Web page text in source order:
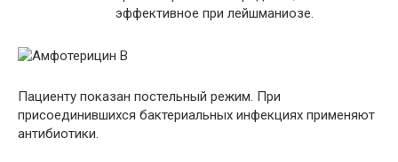
эффективное при лейшманиозе.
Пациенту показан постельный режим. При
присоединившихся бактериальных инфекциях применяют
антибиотики.